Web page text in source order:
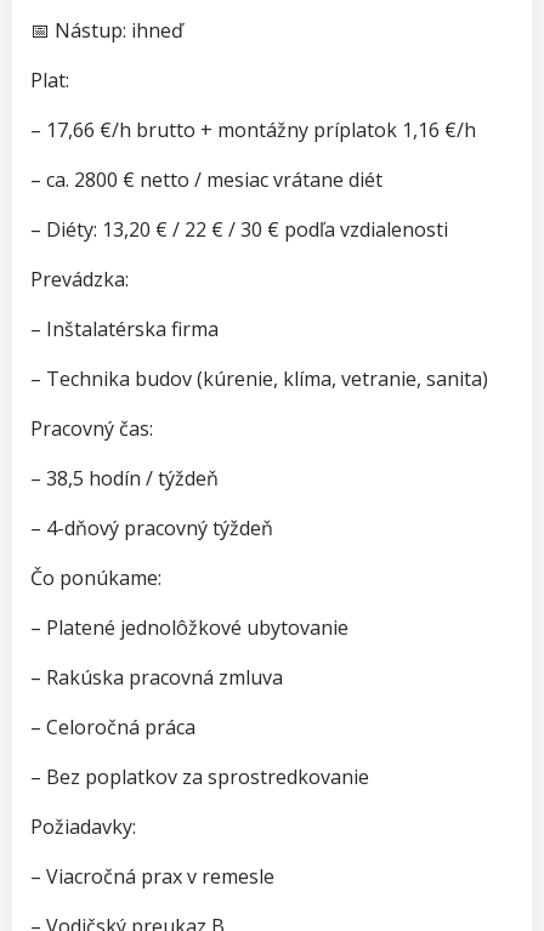
📅 Nástup: ihneď
Plat:
– 17,66 €/h brutto + montážny príplatok 1,16 €/h
– ca. 2800 € netto / mesiac vrátane diét
– Diéty: 13,20 € / 22 € / 30 € podľa vzdialenosti
Prevádzka:
– Inštalatérska firma
– Technika budov (kúrenie, klíma, vetranie, sanita)
Pracovný čas:
– 38,5 hodín / týždeň
– 4-dňový pracovný týždeň
Čo ponúkame:
– Platené jednolôžkové ubytovanie
– Rakúska pracovná zmluva
– Celoročná práca
– Bez poplatkov za sprostredkovanie
Požiadavky:
– Viacročná prax v remesle